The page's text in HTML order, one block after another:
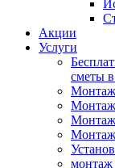
Акции
Услуги
сметы
Монтаж
Монтаж
Монтаж
Монтаж
монтаж